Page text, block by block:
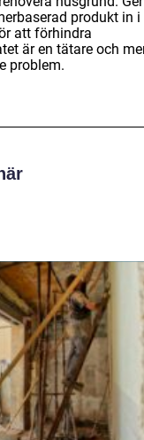
produkt in i
att förhindra
är en tätare och
problem.